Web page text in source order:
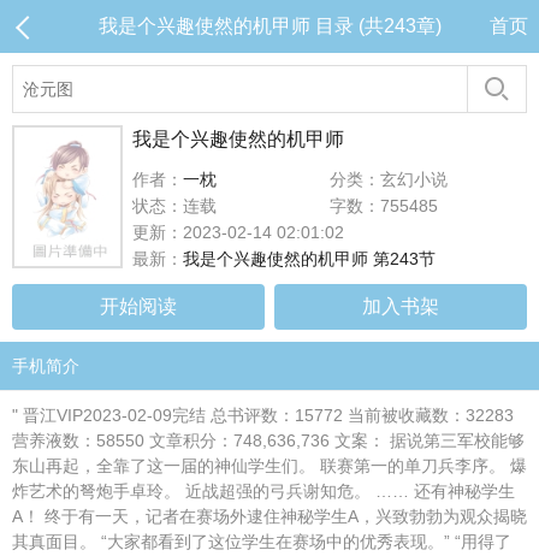
我是个兴趣使然的机甲师 目录 (共243章) 首页
我是个兴趣使然的机甲师
作者： 一枕
分类：玄幻小说
状态：连载
字数：755485
更新：2023-02-14 02:01:02
最新： 我是个兴趣使然的机甲师 第243节
开始阅读 加入书架
手机简介
" 晋江VIP2023-02-09完结 总书评数：15772 当前被收藏数：32283
营养液数：58550 文章积分：748,636,736 文案： 据说第三军校能够
东山再起，全靠了这一届的神仙学生们。 联赛第一的单刀兵李序。 爆
炸艺术的弩炮手卓玲。 近战超强的弓兵谢知危。 …… 还有神秘学生
A！ 终于有一天，记者在赛场外逮住神秘学生A，兴致勃勃为观众揭晓
其真面目。 “大家都看到了这位学生在赛场中的优秀表现。” “用得了